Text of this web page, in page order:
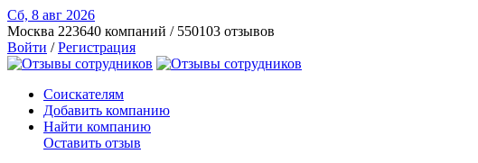
Сб, 8 авг 2026
Москва 223640 компаний / 550103 отзывов
Войти /Регистрация
Соискателям
Добавить компанию
Найти компанию
Оставить отзыв